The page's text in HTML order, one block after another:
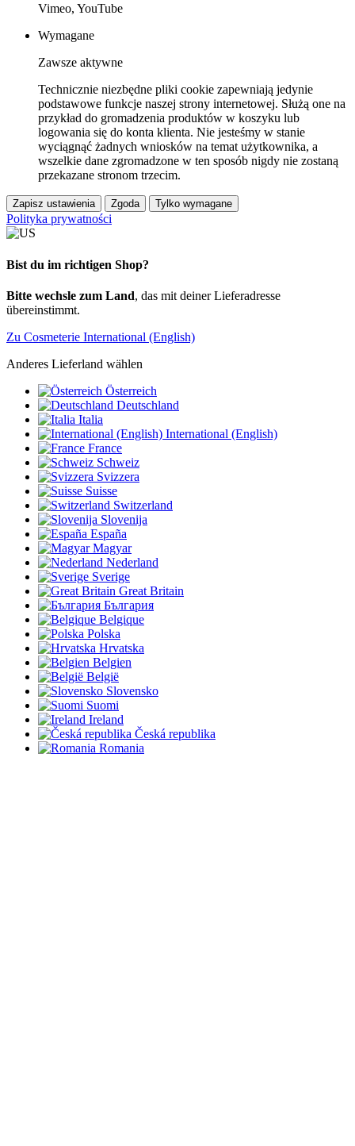
Vimeo, YouTube
Wymagane
Zawsze aktywne
Technicznie niezbędne pliki cookie zapewniają jedynie
podstawowe funkcje naszej strony internetowej. Służą one na
przykład do gromadzenia produktów w koszyku lub
logowania się do konta klienta. Nie jesteśmy w stanie
wyciągnąć żadnych wniosków na temat użytkownika, a
wszelkie dane zgromadzone w ten sposób nigdy nie zostaną
przekazane stronom trzecim.
Zapisz ustawienia Zgoda Tylko wymagane
Polityka prywatności
Bist du im richtigen Shop?
Bitte wechsle zum Land, das mit deiner Lieferadresse
übereinstimmt.
Zu Cosmeterie International (English)
Anderes Lieferland wählen
Österreich
Deutschland
Italia
International (English)
France
Schweiz
Svizzera
Suisse
Switzerland
Slovenija
España
Magyar
Nederland
Sverige
Great Britain
България
Belgique
Polska
Hrvatska
Belgien
België
Slovensko
Suomi
Ireland
Česká republika
Romania